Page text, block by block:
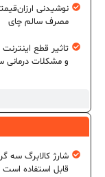
نوشیدنی
مصرف سالم چای
تاثیر قطع اینترنت
و مشکلات درمانی
شارژ کالابرگ سه
قابل استفاده است